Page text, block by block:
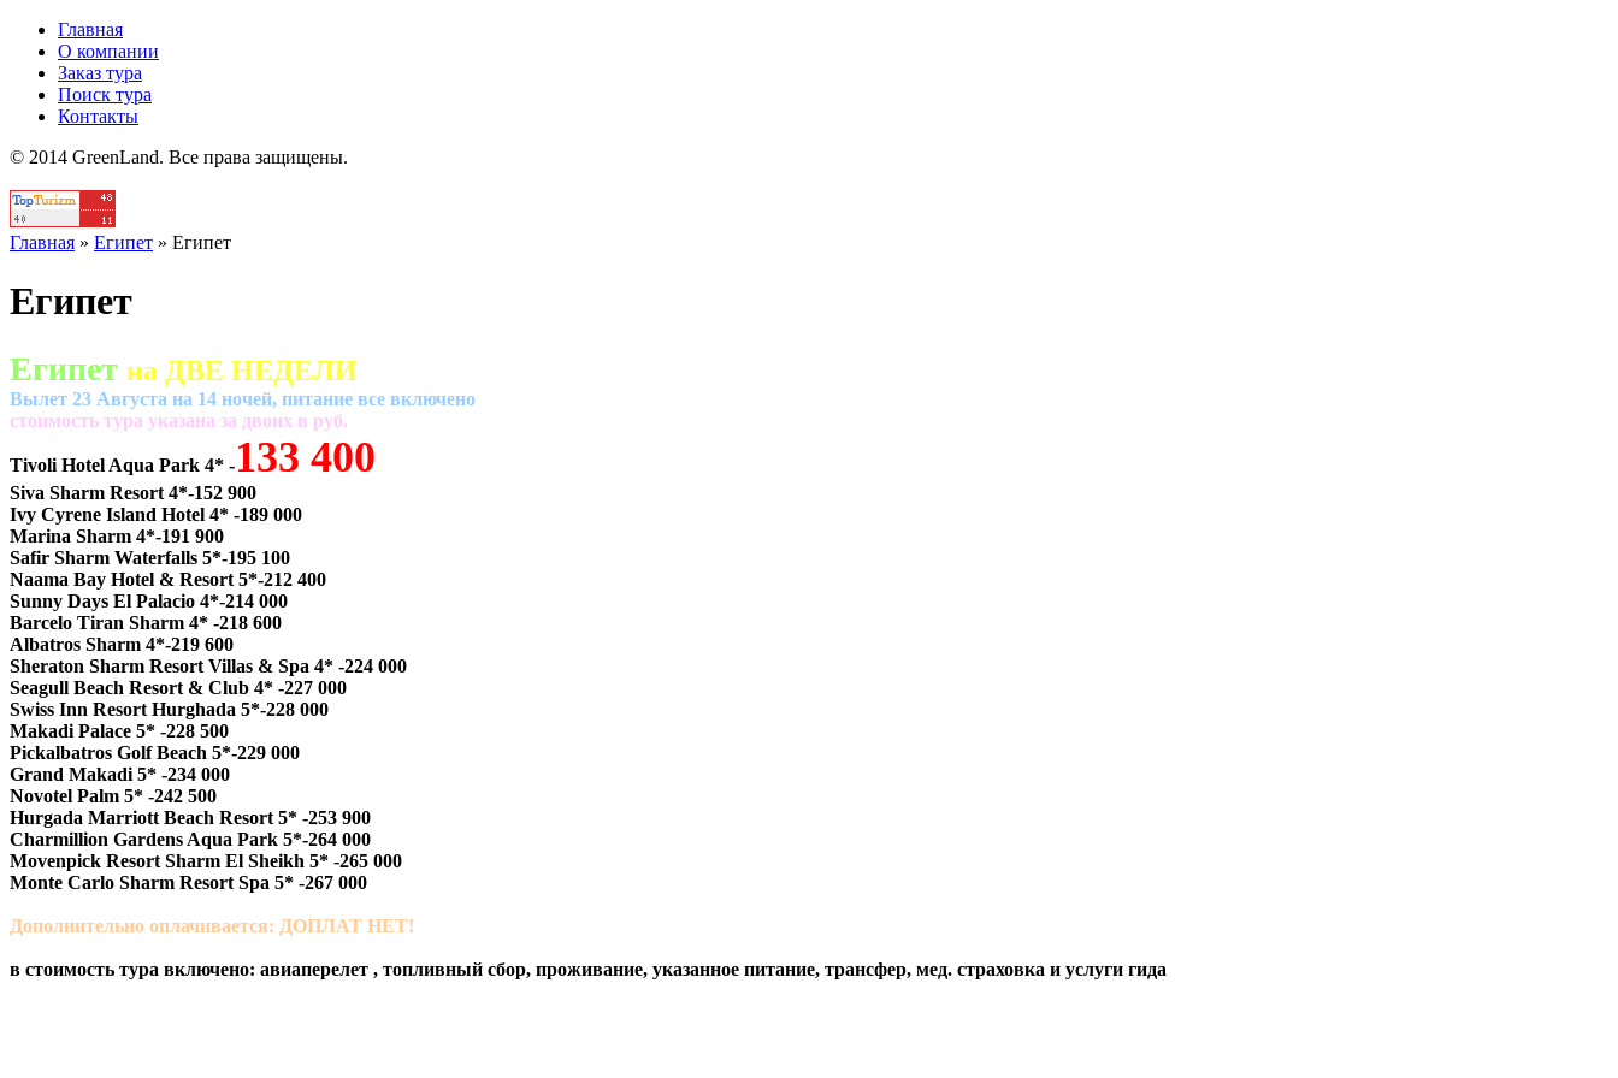
Главная
О компании
Заказ тура
Поиск тура
Контакты
© 2014 GreenLand. Все права защищены.
Главная » Египет » Египет
Египет
Египет на ДВЕ НЕДЕЛИ
Вылет 23 Августа на 14 ночей, питание все включено
cтоимость тура указана за двоих в руб.
Tivoli Hotel Aqua Park 4* -133 400
Siva Sharm Resort 4*-152 900
Ivy Cyrene Island Hotel 4* -189 000
Marina Sharm 4*-191 900
Safir Sharm Waterfalls 5*-195 100
Naama Bay Hotel & Resort 5*-212 400
Sunny Days El Palacio 4*-214 000
Barcelo Tiran Sharm 4* -218 600
Albatros Sharm 4*-219 600
Sheraton Sharm Resort Villas & Spa 4* -224 000
Seagull Beach Resort & Club 4* -227 000
Swiss Inn Resort Hurghada 5*-228 000
Makadi Palace 5* -228 500
Pickalbatros Golf Beach 5*-229 000
Grand Makadi 5* -234 000
Novotel Palm 5* -242 500
Hurgada Marriott Beach Resort 5* -253 900
Charmillion Gardens Aqua Park 5*-264 000
Movenpick Resort Sharm El Sheikh 5* -265 000
Monte Carlo Sharm Resort Spa 5* -267 000
Дополнительно оплачивается: ДОПЛАТ НЕТ!
в стоимость тура включено: авиаперелет , топливный сбор, проживание, указанное питание, трансфер, мед. страховка и услуги гида